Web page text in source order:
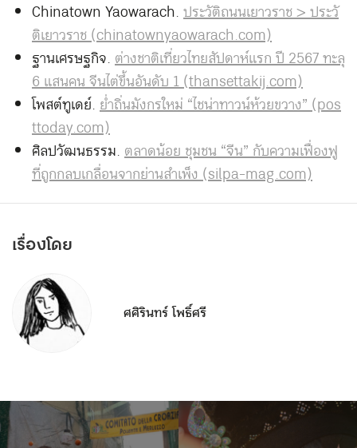
Chinatown Yaowarach.ประวัติถนนเยาวราช > ประวั
ติเยาวราช (chinatownyaowarach.com)
ฐานเศรษฐกิจ.ต่างชาติเที่ยวไทยสัปดาห์แรก ปี 2567 ทะลุ
6 แสนคน จีนไต่ขึ้นอันดับ 1 (thansettakij.com)
โพสต์ทูเดย์.ย่ำถิ่นมังกรใหม่ “ไชน่าทาวน์ห้วยขวาง” (pos
ttoday.com)
ศิลปวัฒนธรรม.ตลาดน้อย ชุมชน “จีน” กับความเฟื่องฟู
ที่ถูกกลบเกลื่อนจากย่านสำเพ็ง (silpa-mag.com)
เรื่องโดย
ศศิรินทร์ โพธิ์ศรี